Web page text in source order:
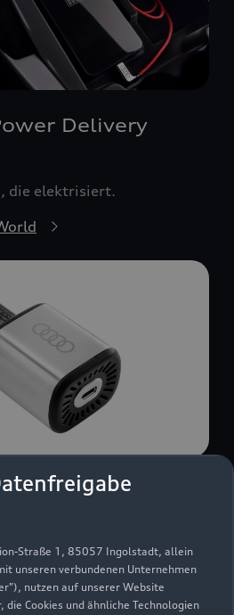
Straße 1, 85057 Ingolstadt, allein
unseren verbundenen Unternehmen
nutzen auf unserer Website
Cookies und ähnliche Technologien
Delivery
die elektrisiert.
für schnelles und
von Mobiltelefonen, Tablets